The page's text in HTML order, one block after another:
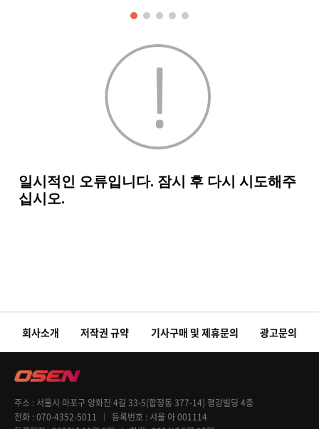
회사소개 저작권 규약 기사구매 및 제휴문의 광고문의
주소
서울시 마포구 양화진 4길 33-5(합정동 377-14) 평강빌딩 4층
전화 070-4352-5011 등록번호
서울 아 001114